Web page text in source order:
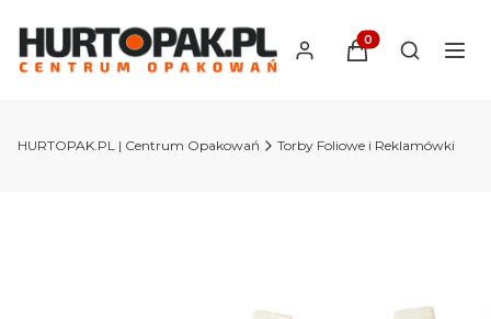
Produkty w
Otwórz
HURTOPAK.PL | Centrum Opakowań Torby Foliowe i Reklamówki